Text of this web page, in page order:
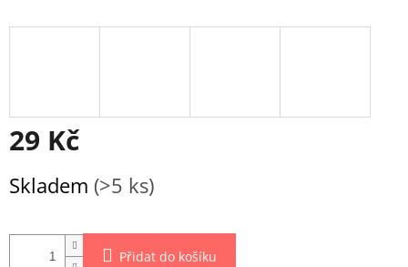
29 Kč
cena:
Skladem (>5 ks)
Přidat do košíku